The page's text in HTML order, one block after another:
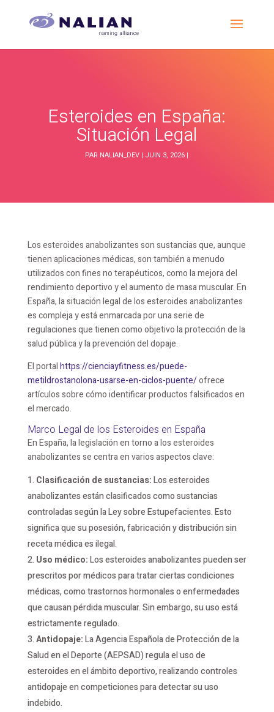
Esteroides en España:
Situación Legal
PAR NALIAN_DEV | JUIN 3, 2026 |
Los esteroides anabolizantes son sustancias que, aunque
tienen aplicaciones médicas, son también a menudo
utilizados con fines no terapéuticos, como la mejora del
rendimiento deportivo y el aumento de masa muscular. En
España, la situación legal de los esteroides anabolizantes
es compleja y está enmarcada por una serie de
regulaciones que tienen como objetivo la protección de la
salud pública y la prevención del dopaje.
El portalhttps://cienciayfitness.es/puede-
metildrostanolona-usarse-en-ciclos-puente/ofrece
artículos sobre cómo identificar productos falsificados en
el mercado.
Marco Legal de los Esteroides en España
En España, la legislación en torno a los esteroides
anabolizantes se centra en varios aspectos clave:
Clasificación de sustancias:Los esteroides
anabolizantes están clasificados como sustancias
controladas según la Ley sobre Estupefacientes. Esto
significa que su posesión, fabricación y distribución sin
receta médica es ilegal.
Uso médico:Los esteroides anabolizantes pueden ser
prescritos por médicos para tratar ciertas condiciones
médicas, como trastornos hormonales o enfermedades
que causan pérdida muscular. Sin embargo, su uso está
estrictamente regulado.
Antidopaje:La Agencia Española de Protección de la
Salud en el Deporte (AEPSAD) regula el uso de
esteroides en el ámbito deportivo, realizando controles
antidopaje en competiciones para detectar su uso
indebido.